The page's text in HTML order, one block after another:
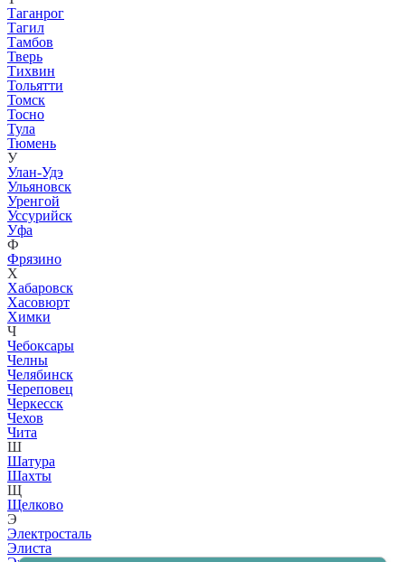
Таганрог
Тагил
Тамбов
Тверь
Тихвин
Тольятти
Томск
Тосно
Тула
Тюмень
У
Улан-Удэ
Ульяновск
Уренгой
Уссурийск
Уфа
Ф
Фрязино
Х
Хабаровск
Хасовюрт
Химки
Ч
Чебоксары
Челны
Челябинск
Череповец
Черкесск
Чехов
Чита
Ш
Шатура
Шахты
Щ
Щелково
Э
Электросталь
Элиста